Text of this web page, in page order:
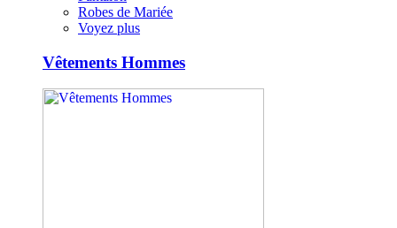
Robes de Mariée
Voyez plus
Vêtements Hommes